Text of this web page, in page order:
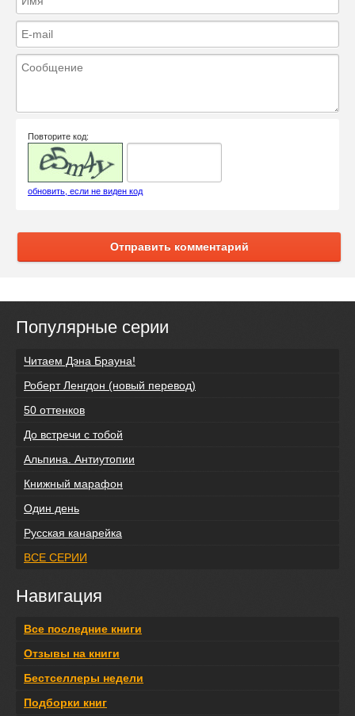
Повторите код:
обновить, если не виден код
Отправить комментарий
Популярные серии
Читаем Дэна Брауна!
Роберт Ленгдон (новый перевод)
50 оттенков
До встречи с тобой
Альпина. Антиутопии
Книжный марафон
Один день
Русская канарейка
ВСЕ СЕРИИ
Навигация
Все последние книги
Отзывы на книги
Бестселлеры недели
Подборки книг